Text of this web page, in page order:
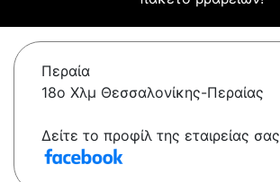
Περαία
18ο Χλμ Θεσσαλονίκης-Περαίας
Δείτε το προφίλ της εταιρείας σας